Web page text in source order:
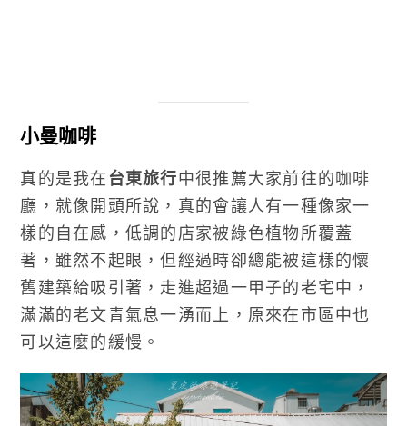
小曼咖啡
真的是我在台東旅行中很推薦大家前往的咖啡
廳，就像開頭所說，真的會讓人有一種像家一
樣的自在感，低調的店家被綠色植物所覆蓋
著，雖然不起眼，但經過時卻總能被這樣的懷
舊建築給吸引著，走進超過一甲子的老宅中，
滿滿的老文青氣息一湧而上，原來在市區中也
可以這麼的緩慢。